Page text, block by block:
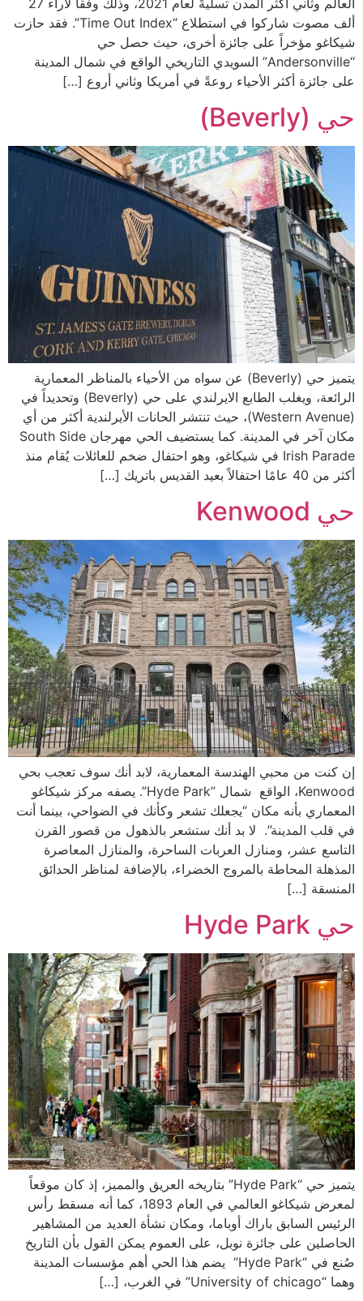
ألف مصوت شاركوا في استطلاع “Time Out Index”. فقد حازت
شيكاغو مؤخراً على جائزة أخرى، حيث حصل حي
“Andersonville” السويدي التاريخي الواقع في شمال المدينة
على جائزة أكثر الأحياء روعةً في أمريكا وثاني أروع […]
حي (Beverly)
يتميز حي (Beverly) عن سواه من الأحياء بالمناظر المعمارية
الرائعة، ويغلب الطابع الايرلندي على حي (Beverly) وتحديداً في
(Western Avenue)، حيث تنتشر الحانات الأيرلندية أكثر من أي
مكان آخر في المدينة. كما يستضيف الحي مهرجان South Side
Irish Parade في شيكاغو، وهو احتفال ضخم للعائلات يُقام منذ
أكثر من 40 عامًا احتفالاً بعيد القديس باتريك […]
حي Kenwood
إن كنت من محبي الهندسة المعمارية، لابد أنك سوف تعجب بحي
Kenwood، الواقع شمال ”Hyde Park”. يصفه مركز شيكاغو
المعماري بأنه مكان “يجعلك تشعر وكأنك في الضواحي، بينما أنت
في قلب المدينة”. لا بد أنك ستشعر بالذهول من قصور القرن
التاسع عشر، ومنازل العربات الساحرة، والمنازل المعاصرة
المذهلة المحاطة بالمروج الخضراء، بالإضافة لمناظر الحدائق
المنسقة […]
حي Hyde Park
يتميز حي “Hyde Park” بتاريخه العريق والمميز، إذ كان موقعاً
لمعرض شيكاغو العالمي في العام 1893، كما أنه مسقط رأس
الرئيس السابق باراك أوباما، ومكان نشأة العديد من المشاهير
الحاصلين على جائزة نوبل، على العموم يمكن القول بأن التاريخ
صُنع في “Hyde Park” يضم هذا الحي أهم مؤسسات المدينة
وهما “University of chicago” في الغرب، […]